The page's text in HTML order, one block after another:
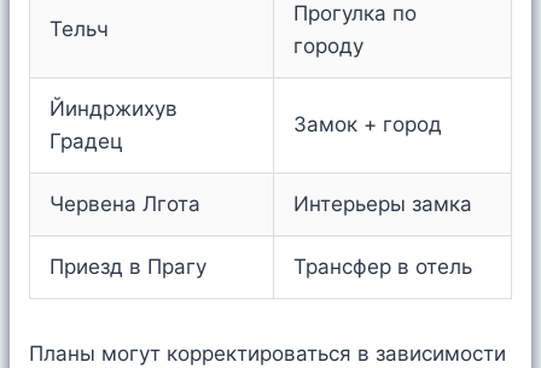
Тельч
Прогулка по
городу
Йиндржихув
Градец
Замок + город
Червена Лгота Интерьеры замка
Приезд в Прагу Трансфер в отель
Планы могут корректироваться в зависимости